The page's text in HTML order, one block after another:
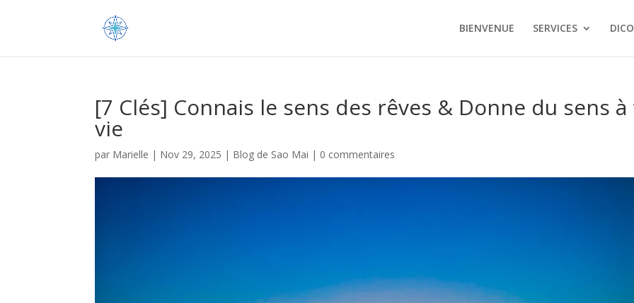
BIENVENUE SERVICES
[7 Clés] Connais le sens des rêves & Donne du sens à
vie
par Marielle | Nov 29, 2025 | Blog de Sao Mai | 0 commentaires